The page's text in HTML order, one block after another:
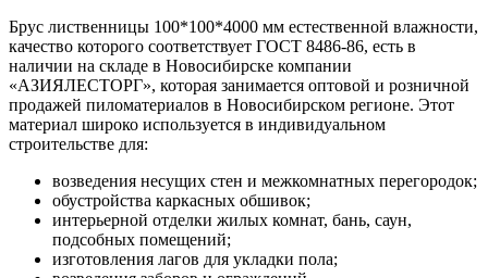
Брус лиственницы 100*100*4000 мм естественной влажности,
качество которого соответствует ГОСТ 8486-86, есть в
наличии на складе в Новосибирске компании
«АЗИЯЛЕСТОРГ», которая занимается оптовой и розничной
продажей пиломатериалов в Новосибирском регионе. Этот
материал широко используется в индивидуальном
строительстве для:
возведения несущих стен и межкомнатных перегородок;
обустройства каркасных обшивок;
интерьерной отделки жилых комнат, бань, саун,
подсобных помещений;
изготовления лагов для укладки пола;